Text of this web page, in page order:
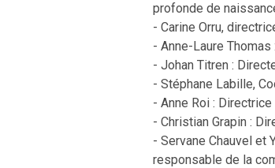
profonde de
- Carine Orru,
- Anne-Laure
- Johan Titren :
- Stéphane Labille,
- Anne Roi :
- Christian Grapin :
- Servane Chauvel et
responsable de la